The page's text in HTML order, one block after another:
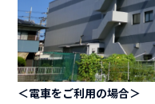
＜電車をご利用の場合＞